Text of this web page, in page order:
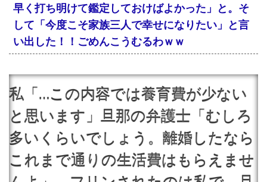
早く打ち明けて鑑定しておけばよかった」と。そ
して「今度こそ家族三人で幸せになりたい」と言
い出した！！ごめんこうむるわｗｗ
私「…この内容では養育費が少ない
と思います」旦那の弁護士「むしろ
多いくらいでしょう。離婚したなら
これまで通りの生活費はもらえませ